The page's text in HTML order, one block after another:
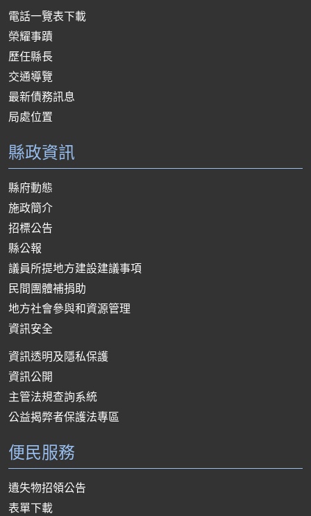
電話一覽表下載
榮耀事蹟
歷任縣長
交通導覽
最新債務訊息
局處位置
縣政資訊
縣府動態
施政簡介
招標公告
縣公報
議員所提地方建設建議事項
民間團體補捐助
地方社會參與和資源管理
資訊安全
資訊透明及隱私保護
資訊公開
主管法規查詢系統
公益揭弊者保護法專區
便民服務
遺失物招領公告
表單下載